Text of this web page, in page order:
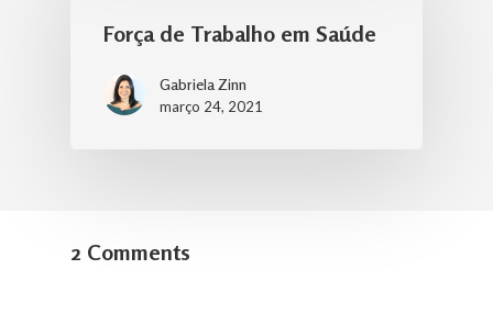
Força de Trabalho em Saúde
Gabriela Zinn
março 24, 2021
2 Comments